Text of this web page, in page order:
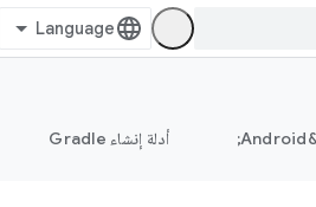
أدلة إنشاء Gradle